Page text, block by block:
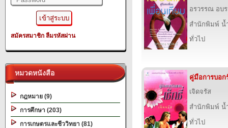
สมัครสมาชิก ลืมรหัสผ่าน
หมวดหนังสือ
กฎหมาย (9)
การศึกษา (203)
การเกษตรและชีววิทยา (81)
อรวรรณ อบ
สำนักพิมพ์ น้
ทั่วไป
คู่มือการบอก
เจิดจรัส
สำนักพิมพ์ น้
ทั่วไป